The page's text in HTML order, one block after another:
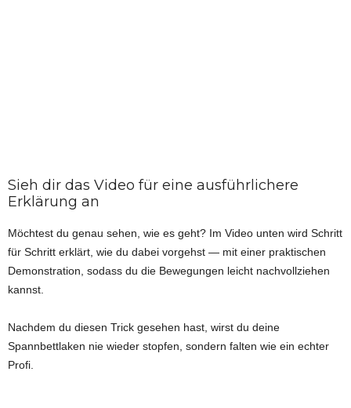
Sieh dir das Video für eine ausführlichere
Erklärung an
Möchtest du genau sehen, wie es geht? Im Video unten wird Schritt
für Schritt erklärt, wie du dabei vorgehst — mit einer praktischen
Demonstration, sodass du die Bewegungen leicht nachvollziehen
kannst.
Nachdem du diesen Trick gesehen hast, wirst du deine
Spannbettlaken nie wieder stopfen, sondern falten wie ein echter
Profi.